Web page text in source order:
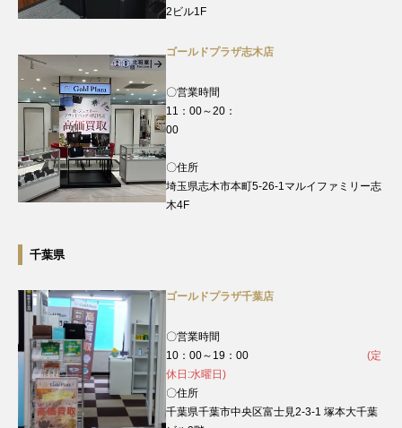
2ビル1F
ゴールドプラザ志木店
〇営業時間
11：00～20：
00
〇住所
埼玉県志木市本町5-26-1マルイファミリー志
木4F
千葉県
ゴールドプラザ千葉店
〇営業時間
10：00～19：00 (定
休日:水曜日)
〇住所
千葉県千葉市中央区富士見2-3-1 塚本大千葉